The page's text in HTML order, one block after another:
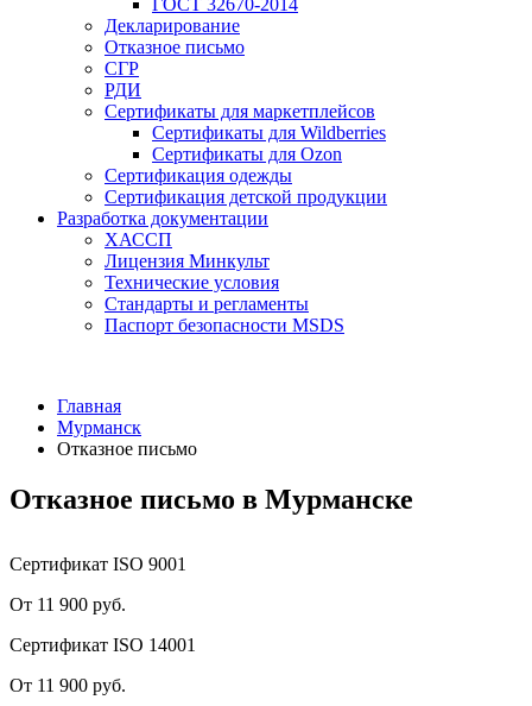
ГОСТ 32670-2014
Декларирование
Отказное письмо
СГР
РДИ
Сертификаты для маркетплейсов
Сертификаты для Wildberries
Сертификаты для Ozon
Сертификация одежды
Сертификация детской продукции
Разработка документации
ХАССП
Лицензия Минкульт
Технические условия
Стандарты и регламенты
Паспорт безопасности MSDS
Главная
Мурманск
Отказное письмо
Отказное письмо в Мурманске
Сертификат ISO 9001
От 11 900 руб.
Сертификат ISO 14001
От 11 900 руб.